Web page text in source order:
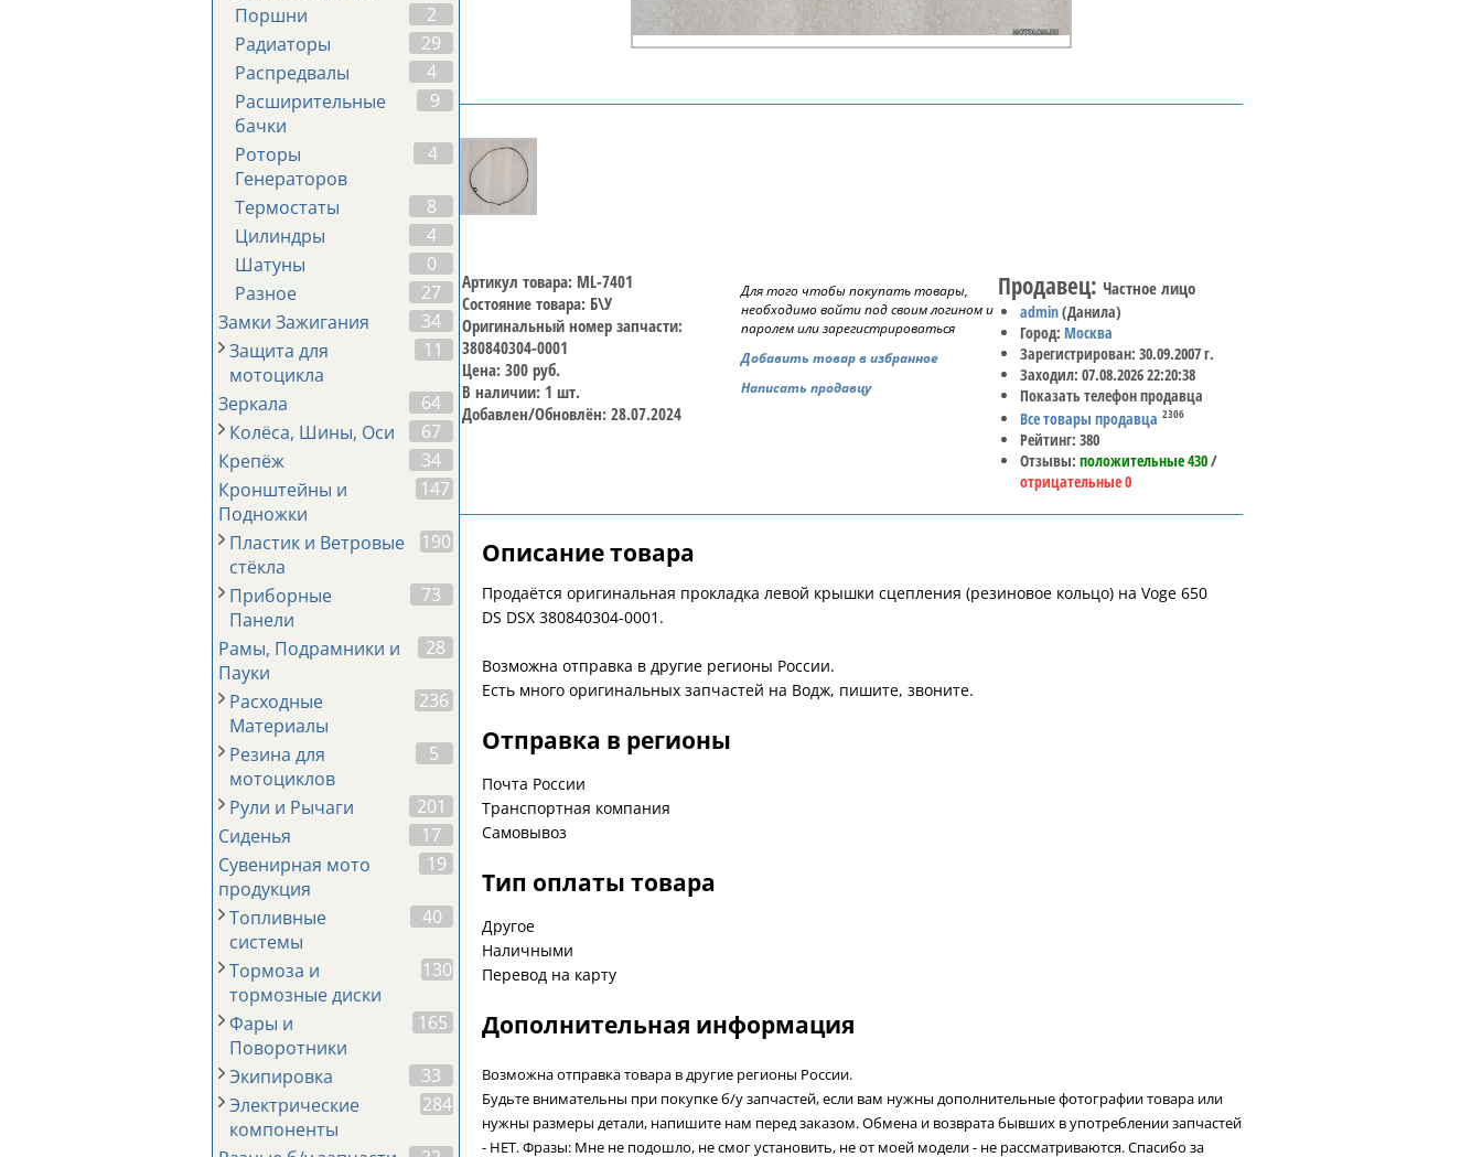
Поршни
2
Радиаторы
29
Распредвалы
4
Расширительные
бачки
9
Роторы
Генераторов
4
Термостаты
8
Цилиндры
4
Шатуны
0
Разное
27
Замки Зажигания
34
Защита для
мотоцикла
11
Зеркала
64
Колёса, Шины, Оси
67
Крепёж
34
Кронштейны и
Подножки
147
Пластик и Ветровые
стёкла
190
Приборные
Панели
73
Рамы, Подрамники и
Пауки
28
Расходные
Материалы
236
Резина для
мотоциклов
5
Рули и Рычаги
201
Сиденья
17
Сувенирная мото
продукция
19
Топливные
системы
40
Тормоза и
тормозные диски
130
Фары и
Поворотники
165
Экипировка
33
Электрические
компоненты
284
Артикул товара: ML-7401
Состояние товара: Б\У
Оригинальный номер запчасти:
380840304-0001
Цена: 300 руб.
В наличии: 1 шт.
Добавлен/Обновлён: 28.07.2024
Для того чтобы покупать товары,
необходимо войти под своим логином и
паролем или зарегистрироваться
Добавить товар в избранное
Написать продавцу
Продавец: Частное лицо
admin(Данила)
Город: Москва
Зарегистрирован: 30.09.2007 г.
Заходил: 07.08.2026 22:20:38
Показать телефон продавца
Все товары продавца 2306
Рейтинг: 380
Отзывы:положительные 430/
отрицательные 0
Описание товара
Продаётся оригинальная прокладка левой крышки сцепления (резиновое кольцо) на Voge 650
DS DSX 380840304-0001.
Возможна отправка в другие регионы России.
Есть много оригинальных запчастей на Водж, пишите, звоните.
Отправка в регионы
Почта России
Транспортная компания
Самовывоз
Тип оплаты товара
Другое
Наличными
Перевод на карту
Дополнительная информация
Возможна отправка товара в другие регионы России.
Будьте внимательны при покупке б/у запчастей, если вам нужны дополнительные фотографии товара или
нужны размеры детали, напишите нам перед заказом. Обмена и возврата бывших в употреблении запчастей
- НЕТ. Фразы: Мне не подошло, не смог установить, не от моей модели - не рассматриваются. Спасибо за